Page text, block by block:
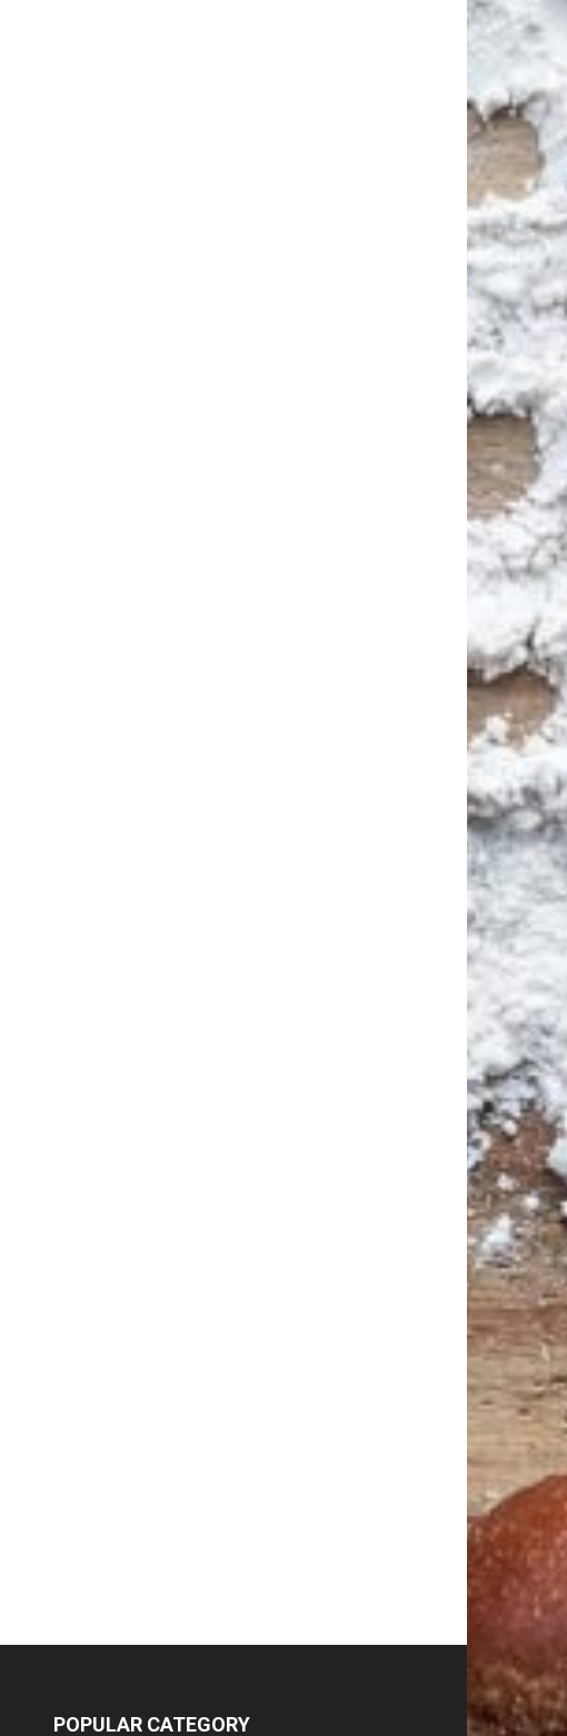
POPULAR CATEGORY